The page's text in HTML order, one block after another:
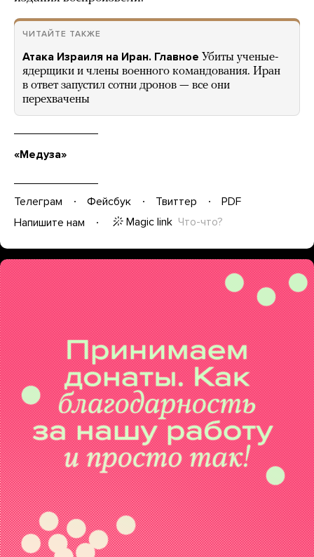
ЧИТАЙТЕ ТАКЖЕ
Атака Израиля на Иран. Главное Убиты ученые-
ядерщики и члены военного командования. Иран
в ответ запустил сотни дронов — все они
перехвачены
«Медуза»
Телеграм Фейсбук Твиттер
PDF
Напишите нам
Magic link Что-что?